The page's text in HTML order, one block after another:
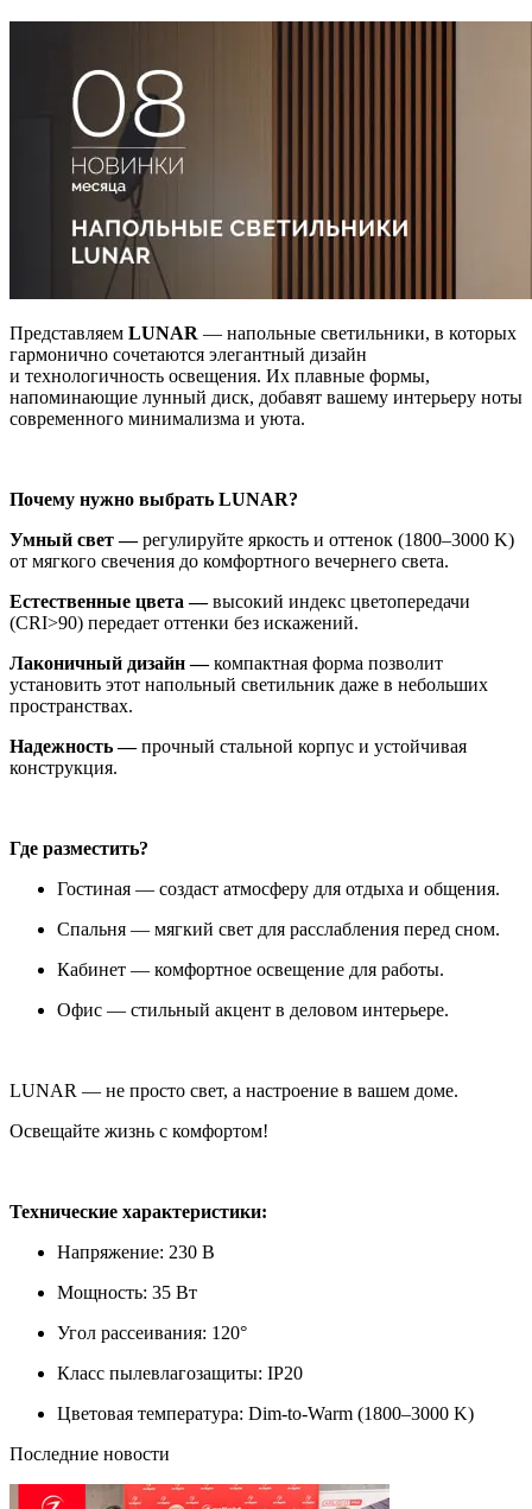
Представляем LUNAR — напольные светильники, в которых
гармонично сочетаются элегантный дизайн
и технологичность освещения. Их плавные формы,
напоминающие лунный диск, добавят вашему интерьеру ноты
современного минимализма и уюта.
Почему нужно выбрать LUNAR?
Умный свет —регулируйте яркость и оттенок (1800–3000 K)
от мягкого свечения до комфортного вечернего света.
Естественные цвета —высокий индекс цветопередачи
(CRI>90) передает оттенки без искажений.
Лаконичный дизайн —компактная форма позволит
установить этот напольный светильник даже в небольших
пространствах.
Надежность —прочный стальной корпус и устойчивая
конструкция.
Где разместить?
Гостиная — создаст атмосферу для отдыха и общения.
Спальня — мягкий свет для расслабления перед сном.
Кабинет — комфортное освещение для работы.
Офис — стильный акцент в деловом интерьере.
LUNAR — не просто свет, а настроение в вашем доме.
Освещайте жизнь с комфортом!
Технические характеристики:
Напряжение: 230 В
Мощность: 35 Вт
Угол рассеивания: 120°
Класс пылевлагозащиты: IP20
Цветовая температура: Dim-to-Warm (1800–3000 K)
Последние новости